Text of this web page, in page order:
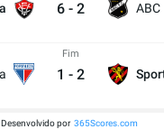
6 - 2 ABC
Fim
1 - 2
Desenvolvido por 365Scores.com